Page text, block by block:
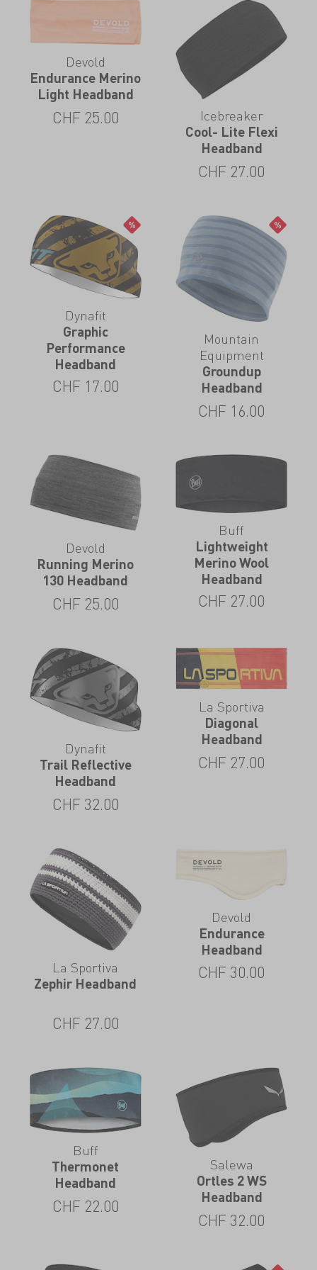
Devold
Endurance Merino
Light Headband
CHF 25.00 Icebreaker
Cool- Lite Flexi
Headband
CHF 27.00
Dynafit
Graphic
Performance
Headband
CHF 17.00
Mountain
Equipment
Groundup
Headband
CHF 16.00
Devold
Running Merino
130 Headband
CHF 25.00
Buff
Lightweight
Merino Wool
Headband
CHF 27.00
Dynafit
Trail Reflective
Headband
CHF 32.00
La Sportiva
Diagonal
Headband
CHF 27.00
La Sportiva
Zephir Headband
CHF 27.00
Devold
Endurance
Headband
CHF 30.00
Buff
Thermonet
Headband
CHF 22.00
Salewa
Ortles 2 WS
Headband
CHF 32.00